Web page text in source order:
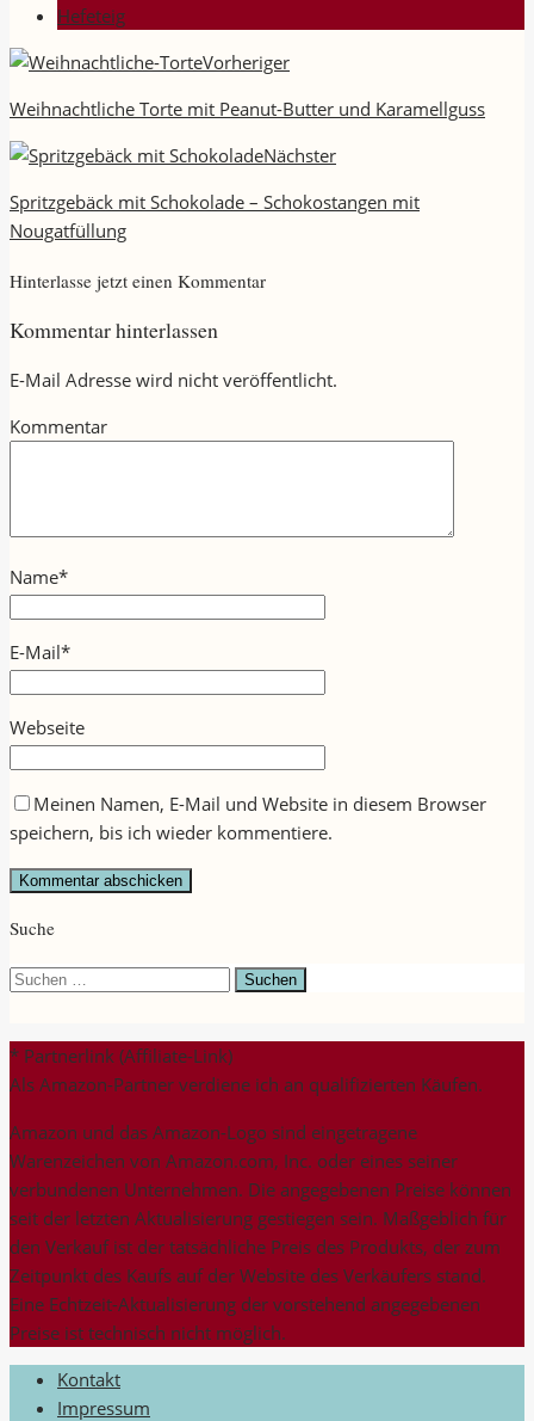
Hefeteig
Vorheriger
Weihnachtliche Torte mit Peanut-Butter und Karamellguss
Nächster
Spritzgebäck mit Schokolade – Schokostangen mit
Nougatfüllung
Hinterlasse jetzt einen Kommentar
Kommentar hinterlassen
E-Mail Adresse wird nicht veröffentlicht.
Kommentar
Name*
E-Mail*
Webseite
Meinen Namen, E-Mail und Website in diesem Browser
speichern, bis ich wieder kommentiere.
Suche
Suchen
* Partnerlink (Affiliate-Link)
Als Amazon-Partner verdiene ich an qualifizierten Käufen.
Amazon und das Amazon-Logo sind eingetragene
Warenzeichen von Amazon.com, Inc. oder eines seiner
verbundenen Unternehmen. Die angegebenen Preise können
seit der letzten Aktualisierung gestiegen sein. Maßgeblich für
den Verkauf ist der tatsächliche Preis des Produkts, der zum
Zeitpunkt des Kaufs auf der Website des Verkäufers stand.
Eine Echtzeit-Aktualisierung der vorstehend angegebenen
Preise ist technisch nicht möglich.
Kontakt
Impressum